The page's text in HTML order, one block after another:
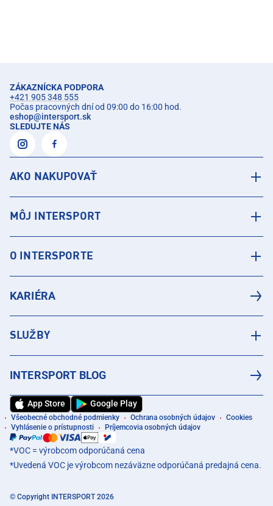
ZÁKAZNÍCKA PODPORA
+421 905 348 555
Počas pracovných dní od 09:00 do 16:00 hod.
eshop@intersport.sk
SLEDUJTE NÁS
AKO NAKUPOVAŤ
MÔJ INTERSPORT
O INTERSPORTE
KARIÉRA
SLUŽBY
INTERSPORT BLOG
App Store Google Play
Všeobecné obchodné podmienky Ochrana osobných údajov
Cookies
Vyhlásenie o prístupnosti
Príjemcovia osobných údajov
*VOC = výrobcom odporúčaná cena
*Uvedená VOC je výrobcom nezáväzne odporúčaná predajná cena.
© Copyright INTERSPORT 2026